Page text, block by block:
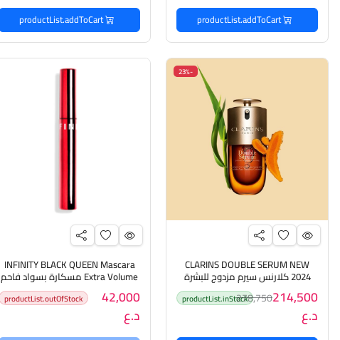
productList.addToCart
productList.addToCart
-23%
CLARINS DOUBLE SERUM NEW
2024 كلارنس سيرم مزدوج للبشرة
بأصدار جديد - 30ml214,500
د.ع
278,750
productList.inStock
INFINITY BLACK QUEEN Mascara
Extra Volume مسكارة بسواد فاحم
من انفنتي 42,000
د.ع
productList.outOfStock